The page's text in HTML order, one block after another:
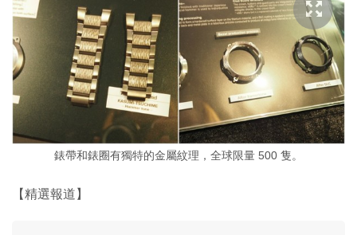
錶帶和錶圈有獨特的金屬紋理，全球限量 500 隻。
【精選報道】